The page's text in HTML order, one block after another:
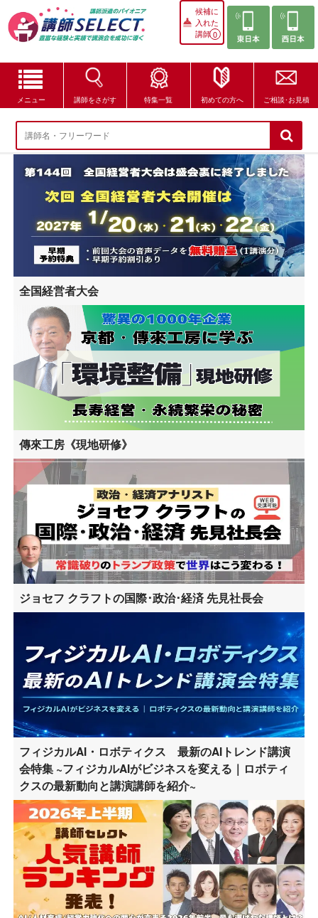
候補に
入れた
講師0
メニュー 講師をさがす 特集一覧 初めての方へ ご相談･お見積
講師をさがす
特集一覧
講師セレクトが選ばれる理由
ブログ・コラム
はじめての方へ
ご相談・お見積
全国経営者大会
傳來工房《現地研修》
ジョセフ クラフトの国際･政治･経済 先見社長会
フィジカルAI・ロボティクス 最新のAIトレンド講演
会特集 ~フィジカルAIがビジネスを変える｜ロボティ
クスの最新動向と講演講師を紹介~